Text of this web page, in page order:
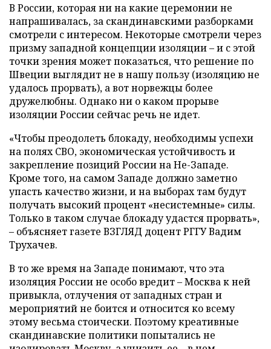
В России, которая ни на какие церемонии не
напрашивалась, за скандинавскими разборками
смотрели с интересом. Некоторые смотрели через
призму западной концепции изоляции – и с этой
точки зрения может показаться, что решение по
Швеции выглядит не в нашу пользу (изоляцию не
удалось прорвать), а вот норвежцы более
дружелюбны. Однако ни о каком прорыве
изоляции России сейчас речь не идет.
«Чтобы преодолеть блокаду, необходимы успехи
на полях СВО, экономическая устойчивость и
закрепление позиций России на Не-Западе.
Кроме того, на самом Западе должно заметно
упасть качество жизни, и на выборах там будут
получать высокий процент «несистемные» силы.
Только в таком случае блокаду удастся прорвать»,
– объясняет газете ВЗГЛЯД доцент РГГУ Вадим
Трухачев.
В то же время на Западе понимают, что эта
изоляция России не особо вредит – Москва к ней
привыкла, отлучения от западных стран и
мероприятий не боится и относится ко всему
этому весьма стоически. Поэтому креативные
скандинавские политики попытались не